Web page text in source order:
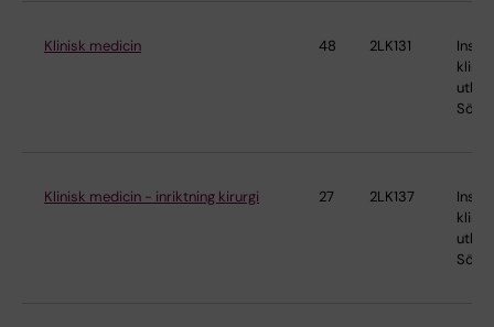
Klinisk medicin 48 2LK131
Klinisk medicin - inriktning kirurgi 27 2LK137